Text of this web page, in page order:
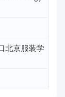
北京服装学